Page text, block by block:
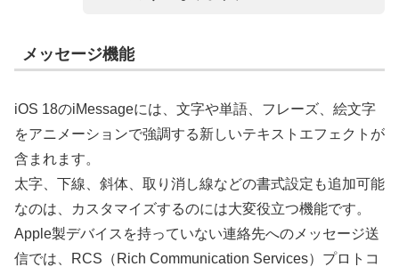
メッセージ機能
iOS 18のiMessageには、文字や単語、フレーズ、絵文字
をアニメーションで強調する新しいテキストエフェクトが
含まれます。
太字、下線、斜体、取り消し線などの書式設定も追加可能
なのは、カスタマイズするのには大変役立つ機能です。
Apple製デバイスを持っていない連絡先へのメッセージ送
信では、RCS（Rich Communication Services）プロトコ